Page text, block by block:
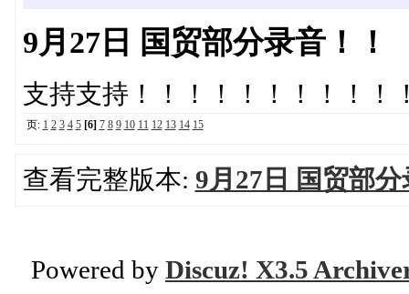
9月27日 国贸部分录音！！
支持支持！！！！！！！！！！
页: 1 2 3 4 5 [6] 7 8 9 10 11 12 13 14 15
查看完整版本: 9月27日 国贸部
Powered by Discuz! X3.5